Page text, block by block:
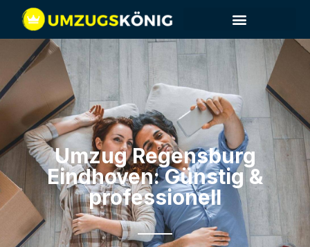
Umzug Regensburg​
Eindhoven: Günstig &
professionell​